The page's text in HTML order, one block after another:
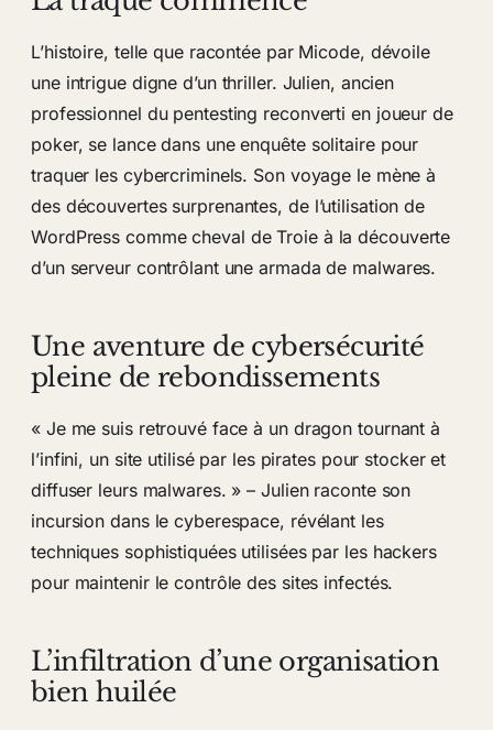
L’histoire, telle que racontée par Micode, dévoile
une intrigue digne d’un thriller. Julien, ancien
professionnel du pentesting reconverti en joueur de
poker, se lance dans une enquête solitaire pour
traquer les cybercriminels. Son voyage le mène à
des découvertes surprenantes, de l’utilisation de
WordPress comme cheval de Troie à la découverte
d’un serveur contrôlant une armada de malwares.
Une aventure de cybersécurité
pleine de rebondissements
« Je me suis retrouvé face à un dragon tournant à
l’infini, un site utilisé par les pirates pour stocker et
diffuser leurs malwares. » – Julien raconte son
incursion dans le cyberespace, révélant les
techniques sophistiquées utilisées par les hackers
pour maintenir le contrôle des sites infectés.
L’infiltration d’une organisation
bien huilée